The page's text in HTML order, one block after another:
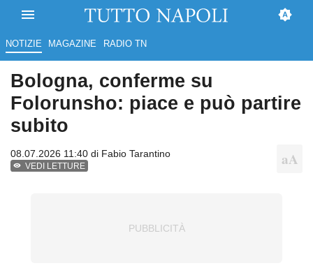
NOTIZIE MAGAZINE RADIO TN
Bologna, conferme su
Folorunsho: piace e può partire
subito
08.07.2026 11:40 di Fabio Tarantino
VEDI LETTURE